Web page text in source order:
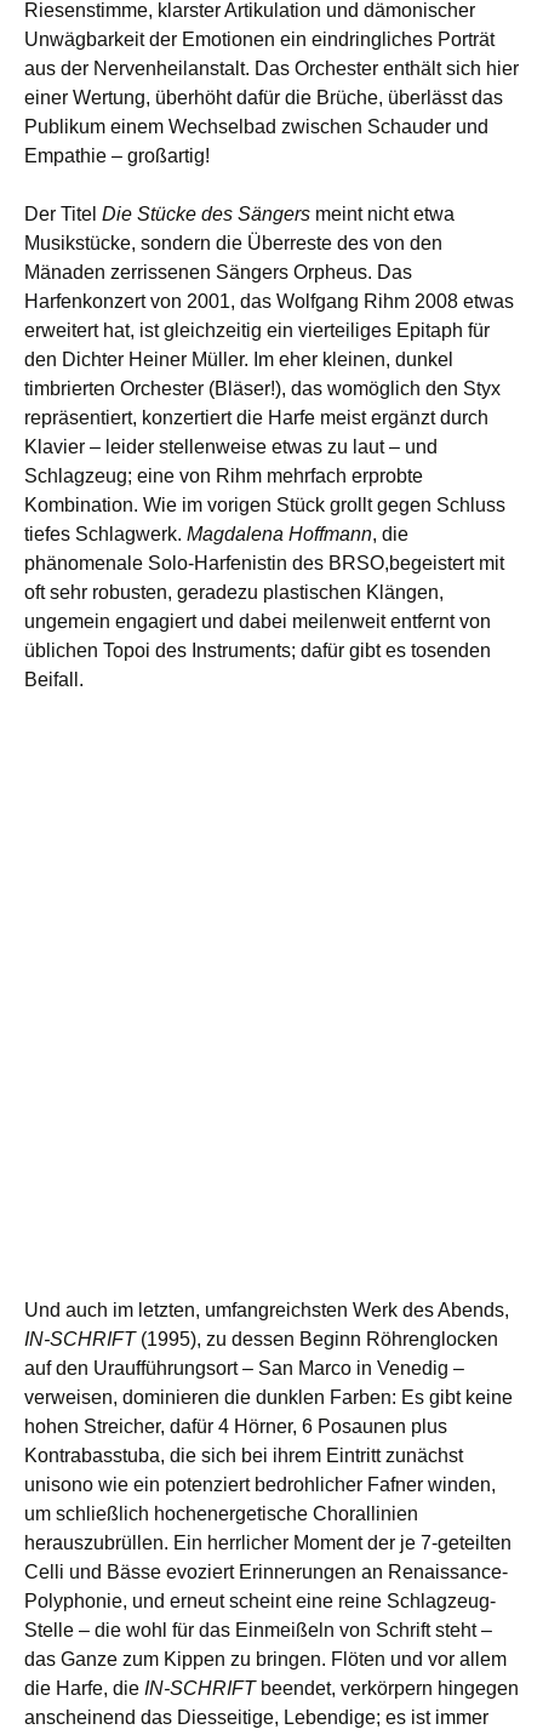
Riesenstimme, klarster Artikulation und dämonischer
Unwägbarkeit der Emotionen ein eindringliches Porträt
aus der Nervenheilanstalt. Das Orchester enthält sich hier
einer Wertung, überhöht dafür die Brüche, überlässt das
Publikum einem Wechselbad zwischen Schauder und
Empathie – großartig!
Der Titel Die Stücke des Sängers meint nicht etwa
Musikstücke, sondern die Überreste des von den
Mänaden zerrissenen Sängers Orpheus. Das
Harfenkonzert von 2001, das Wolfgang Rihm 2008 etwas
erweitert hat, ist gleichzeitig ein vierteiliges Epitaph für
den Dichter Heiner Müller. Im eher kleinen, dunkel
timbrierten Orchester (Bläser!), das womöglich den Styx
repräsentiert, konzertiert die Harfe meist ergänzt durch
Klavier – leider stellenweise etwas zu laut – und
Schlagzeug; eine von Rihm mehrfach erprobte
Kombination. Wie im vorigen Stück grollt gegen Schluss
tiefes Schlagwerk. Magdalena Hoffmann, die
phänomenale Solo-Harfenistin des BRSO,begeistert mit
oft sehr robusten, geradezu plastischen Klängen,
ungemein engagiert und dabei meilenweit entfernt von
üblichen Topoi des Instruments; dafür gibt es tosenden
Beifall.
Und auch im letzten, umfangreichsten Werk des Abends,
IN-SCHRIFT(1995), zu dessen Beginn Röhrenglocken
auf den Uraufführungsort – San Marco in Venedig –
verweisen, dominieren die dunklen Farben: Es gibt keine
hohen Streicher, dafür 4 Hörner, 6 Posaunen plus
Kontrabasstuba, die sich bei ihrem Eintritt zunächst
unisono wie ein potenziert bedrohlicher Fafner winden,
um schließlich hochenergetische Chorallinien
herauszubrüllen. Ein herrlicher Moment der je 7-geteilten
Celli und Bässe evoziert Erinnerungen an Renaissance-
Polyphonie, und erneut scheint eine reine Schlagzeug-
Stelle – die wohl für das Einmeißeln von Schrift steht –
das Ganze zum Kippen zu bringen. Flöten und vor allem
die Harfe, die IN-SCHRIFTbeendet, verkörpern hingegen
anscheinend das Diesseitige, Lebendige; es ist immer